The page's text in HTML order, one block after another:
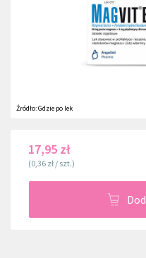
Źródło:Gdzie po lek
17,95 zł
(0,36 zł / szt.)